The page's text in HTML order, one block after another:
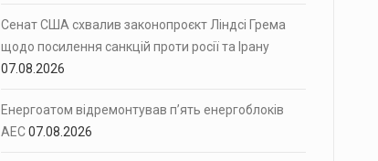
Сенат США схвалив законопроєкт Ліндсі Грема
щодо посилення санкцій проти росії та Ірану
07.08.2026
Енергоатом відремонтував п’ять енергоблоків
АЕС07.08.2026